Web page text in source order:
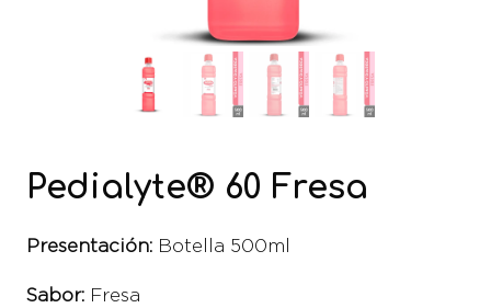
Pedialyte® 60 Fresa
Presentación: Botella 500ml
Sabor: Fresa